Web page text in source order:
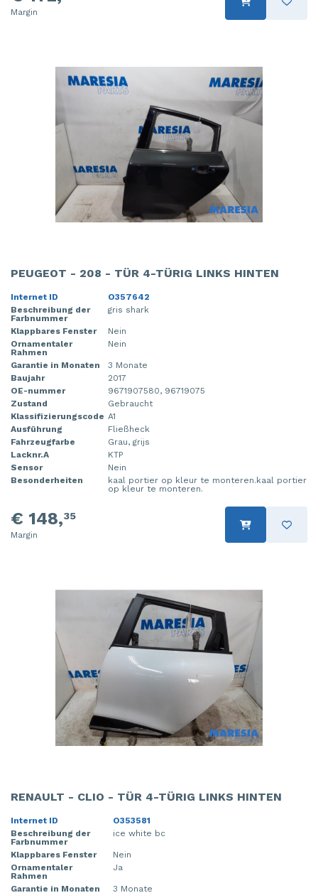
Margin
PEUGEOT - 208 - TÜR 4-TÜRIG LINKS HINTEN
Internet ID
O357642
Beschreibung der
Farbnummer
gris shark
Klappbares Fenster
Nein
Ornamentaler
Rahmen
Nein
Garantie in Monaten
3 Monate
Baujahr
2017
OE-nummer
9671907580, 96719075
Zustand
Gebraucht
Klassifizierungscode A1
Ausführung
Fließheck
Fahrzeugfarbe
Grau, grijs
Lacknr.A
KTP
Sensor
Nein
Besonderheiten
kaal portier op kleur te monteren.kaal portier
op kleur te monteren.
€ 148,35
Margin
RENAULT - CLIO - TÜR 4-TÜRIG LINKS HINTEN
Internet ID
O353581
Beschreibung der
Farbnummer
ice white bc
Klappbares Fenster
Nein
Ornamentaler
Rahmen
Ja
Garantie in Monaten 3 Monate